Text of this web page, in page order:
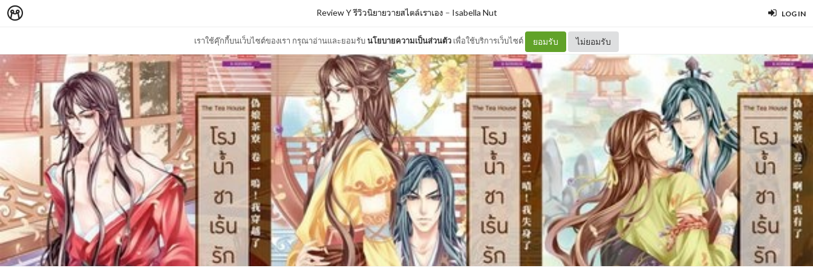
LOG IN
เราใช้คุ๊กกี้บนเว็บไซต์ของเรา กรุณาอ่านและยอมรับนโยบายความเป็นส่วนตัว เพื่อใช้บริการเว็บไซต์ ยอมรับ ไม่ยอมรับ
Review Y รีวิวนิยายวายสไตล์เราเอง – Isabella Nut